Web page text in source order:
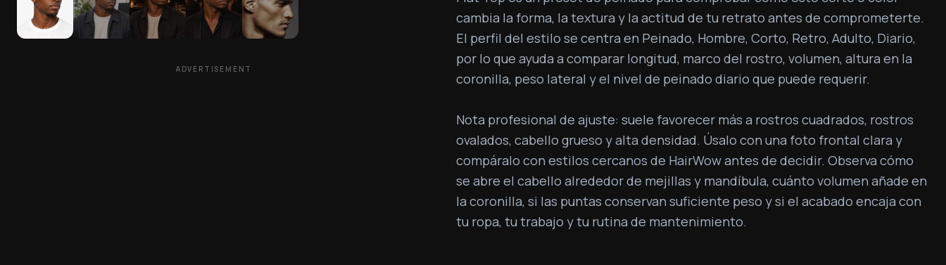
ADVERTISEMENT
cambia la forma, la textura y la actitud de tu retrato antes de comprometerte.
El perfil del estilo se centra en Peinado, Hombre, Corto, Retro, Adulto, Diario,
por lo que ayuda a comparar longitud, marco del rostro, volumen, altura en la
coronilla, peso lateral y el nivel de peinado diario que puede requerir.
Nota profesional de ajuste: suele favorecer más a rostros cuadrados, rostros
ovalados, cabello grueso y alta densidad. Úsalo con una foto frontal clara y
compáralo con estilos cercanos de HairWow antes de decidir. Observa cómo
se abre el cabello alrededor de mejillas y mandíbula, cuánto volumen añade en
la coronilla, si las puntas conservan suficiente peso y si el acabado encaja con
tu ropa, tu trabajo y tu rutina de mantenimiento.